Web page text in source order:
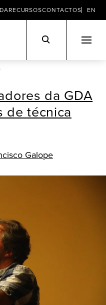
RECURSOSCONTACTOS EN
da GDA
de técnica
Galope